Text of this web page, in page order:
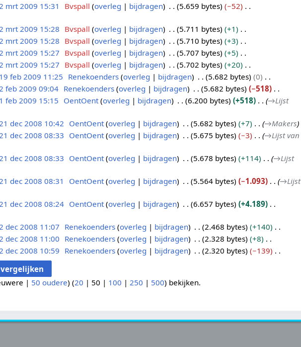
mrt 2009 15:31 Bvspall overleg bijdragen 5.659 bytes
−52
mrt 2009 15:28 Bvspall overleg bijdragen 5.711 bytes
+1
mrt 2009 15:28 Bvspall overleg bijdragen 5.710 bytes
+3
mrt 2009 15:27 Bvspall overleg bijdragen 5.707 bytes
+5
mrt 2009 15:27 Bvspall overleg bijdragen 5.702 bytes
+20
19 feb 2009 11:25 Renekoenders overleg bijdragen 5.682 bytes
0
feb 2009 09:04 Renekoenders overleg bijdragen 5.682 bytes
−518
1 feb 2009 15:15 OentOent overleg bijdragen 6.200 bytes +518 →Lijst
dec 2008 10:42 OentOent overleg bijdragen 5.682 bytes +7 →Makers
dec 2008 08:33 OentOent overleg bijdragen 5.675 bytes −3 →Lijst van
dec 2008 08:33 OentOent overleg bijdragen 5.678 bytes +114 →Lijst
dec 2008 08:31 OentOent overleg bijdragen 5.564 bytes −1.093 →Lijst
dec 2008 08:24 OentOent overleg bijdragen 6.657 bytes
+4.189
dec 2008 11:07 Renekoenders overleg bijdragen 2.468 bytes
+140
dec 2008 11:00 Renekoenders overleg bijdragen 2.328 bytes
+8
dec 2008 10:59 Renekoenders overleg bijdragen 2.320 bytes
−139
| 50 oudere) (20 | 50 | 100 | 250 | 500) bekijken.